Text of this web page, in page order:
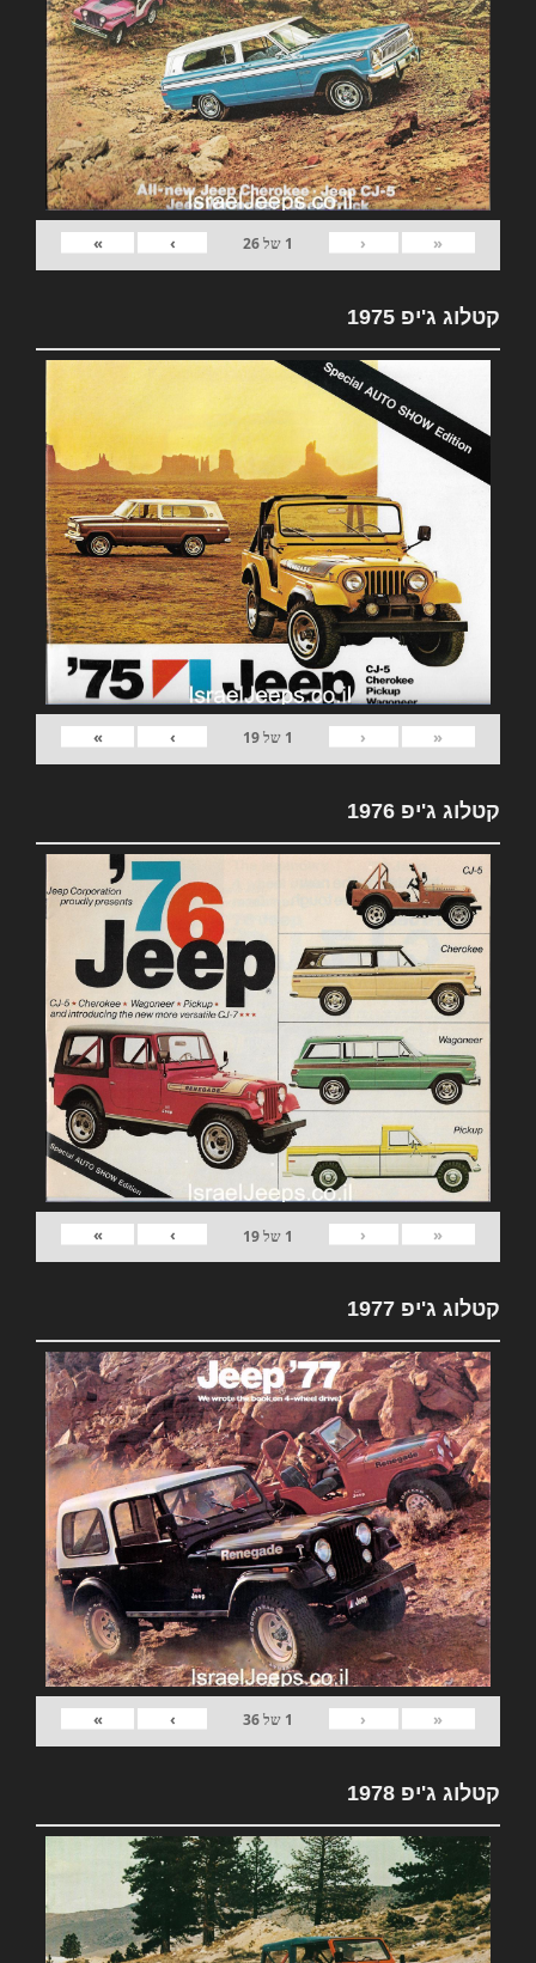
«
‹
1 של26
›
»
קטלוג ג'יפ 1975
«
‹
1 של19
›
»
קטלוג ג'יפ 1976
«
‹
1 של19
›
»
קטלוג ג'יפ 1977
«
‹
1 של36
›
»
קטלוג ג'יפ 1978